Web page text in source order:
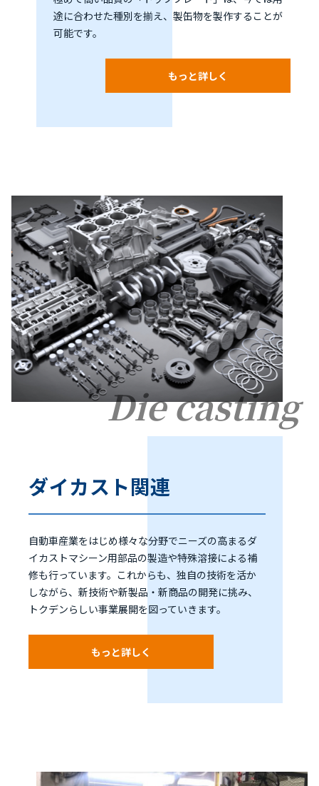
途に合わせた種別を揃え、製缶物を製作することが
可能です。
もっと詳しく
Die casting
ダイカスト関連
自動車産業をはじめ様々な分野でニーズの高まるダ
イカストマシーン用部品の製造や特殊溶接による補
修も行っています。これからも、独自の技術を活か
しながら、新技術や新製品・新商品の開発に挑み、
トクデンらしい事業展開を図っていきます。
もっと詳しく